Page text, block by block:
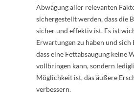
Abwägung aller relevanten
sichergestellt werden, dass die
sicher und effektiv ist. Es ist
Erwartungen zu haben und sich
dass eine Fettabsaugung keine
vollbringen kann, sondern
Möglichkeit ist, das äußere
verbessern.